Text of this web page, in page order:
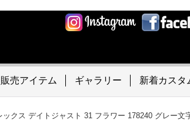
販売アイテム ギャラリー 新着カスタ
ックス デイトジャスト 31 フラワー 178240 グレー